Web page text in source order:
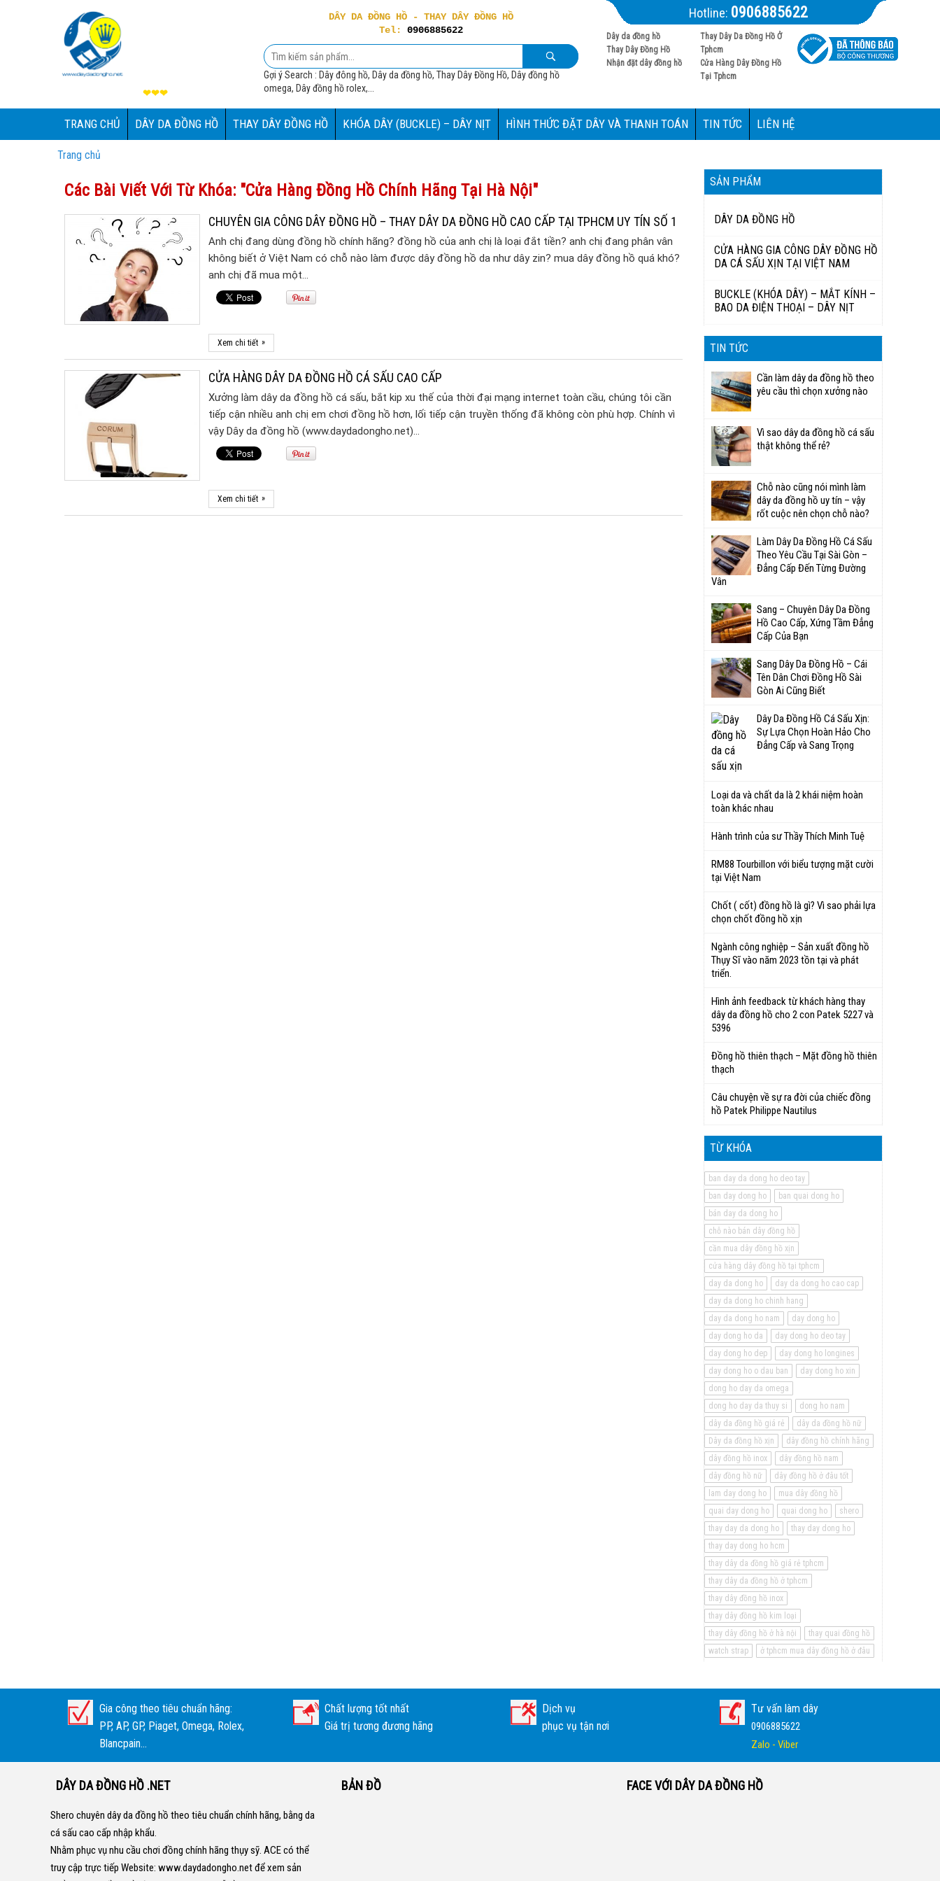
❤❤❤
DÂY DA ĐỒNG HỒ - THAY DÂY ĐỒNG HỒ
Tel: 0906885622
Gợi ý Search : Dây đông hồ, Dây da đồng hồ, Thay Dây Đồng Hồ, Dây đồng hồ
omega, Dây đồng hồ rolex,...
Hotline: 0906885622
Dây da đồng hồ
Thay Dây Đồng Hồ
Nhận đặt dây đồng hồ
Thay Dây Da Đồng Hồ Ở
Tphcm
Cửa Hàng Dây Đồng Hồ
Tại Tphcm
TRANG CHỦ DÂY DA ĐỒNG HỒ THAY DÂY ĐỒNG HỒ KHÓA DÂY (BUCKLE) – DÂY NỊT HÌNH THỨC ĐẶT DÂY VÀ THANH TOÁN TIN TỨC LIÊN HỆ
Trang chủ
Các Bài Viết Với Từ Khóa: "cửa Hàng Đồng Hồ Chính Hãng Tại Hà Nội"
CHUYÊN GIA CÔNG DÂY ĐỒNG HỒ – THAY DÂY DA ĐỒNG HỒ CAO CẤP TẠI TPHCM UY TÍN SỐ 1
Anh chị đang dùng đồng hồ chính hãng? đồng hồ của anh chị là loại đắt tiền? anh chị đang phân vân
không biết ở Việt Nam có chỗ nào làm được dây đồng hồ da như dây zin? mua dây đồng hồ quá khó?
anh chị đã mua một…
Xem chi tiết »
CỬA HÀNG DÂY DA ĐỒNG HỒ CÁ SẤU CAO CẤP
Xưởng làm dây da đồng hồ cá sấu, bắt kip xu thế của thời đại mạng internet toàn cầu, chúng tôi cần
tiếp cận nhiều anh chị em chơi đồng hồ hơn, lối tiếp cận truyền thống đã không còn phù hợp. Chính vì
vậy Dây da đồng hồ (www.daydadongho.net)…
Xem chi tiết »
SẢN PHẨM
DÂY DA ĐỒNG HỒ
CỬA HÀNG GIA CÔNG DÂY ĐỒNG HỒ
DA CÁ SẤU XỊN TẠI VIỆT NAM
BUCKLE (KHÓA DÂY) – MẮT KÍNH –
BAO DA ĐIỆN THOẠI – DÂY NỊT
TIN TỨC
Cần làm dây da đồng hồ theo
yêu cầu thì chọn xưởng nào
Vì sao dây da đồng hồ cá sấu
thật không thể rẻ?
Chỗ nào cũng nói mình làm
dây da đồng hồ uy tín – vậy
rốt cuộc nên chọn chỗ nào?
Làm Dây Da Đồng Hồ Cá Sấu
Theo Yêu Cầu Tại Sài Gòn –
Đẳng Cấp Đến Từng Đường
Vân
Sang – Chuyên Dây Da Đồng
Hồ Cao Cấp, Xứng Tầm Đẳng
Cấp Của Bạn
Sang Dây Da Đồng Hồ – Cái
Tên Dân Chơi Đồng Hồ Sài
Gòn Ai Cũng Biết
Dây Da Đồng Hồ Cá Sấu Xịn:
Sự Lựa Chọn Hoàn Hảo Cho
Đẳng Cấp và Sang Trọng
Loại da và chất da là 2 khái niệm hoàn
toàn khác nhau
Hành trình của sư Thầy Thích Minh Tuệ
RM88 Tourbillon với biểu tượng mặt cười
tại Việt Nam
Chốt ( cốt) đồng hồ là gì? Vì sao phải lựa
chọn chốt đồng hồ xịn
Ngành công nghiệp – Sản xuất đồng hồ
Thụy Sĩ vào năm 2023 tồn tại và phát
triển.
Hình ảnh feedback từ khách hàng thay
dây da đồng hồ cho 2 con Patek 5227 và
5396
Đồng hồ thiên thạch – Mặt đồng hồ thiên
thạch
Câu chuyện về sự ra đời của chiếc đồng
hồ Patek Philippe Nautilus
TỪ KHÓA
ban day da dong ho deo tay
ban day dong ho
ban quai dong ho
bán day da dong ho
chỗ nào bán dây đồng hồ
cần mua dây đồng hồ xịn
cửa hàng dây đồng hồ tại tphcm
day da dong ho
day da dong ho cao cap
day da dong ho chinh hang
day da dong ho nam
day dong ho
day dong ho da
day dong ho deo tay
day dong ho dep
day dong ho longines
day dong ho o dau ban
day dong ho xin
dong ho day da omega
dong ho day da thuy si
dong ho nam
dây da đồng hồ giá rẻ
dây da đồng hồ nữ
Dây da đồng hồ xịn
dây đồng hồ chính hãng
dây đồng hồ inox
dây đồng hồ nam
dây đồng hồ nữ
dây đồng hồ ở đâu tốt
lam day dong ho
mua dây đồng hồ
quai day dong ho
quai dong ho
shero
thay day da dong ho
thay day dong ho
thay day dong ho hcm
thay dây da đồng hồ giá rẻ tphcm
thay dây da đồng hồ ở tphcm
thay dây đồng hồ inox
thay dây đồng hồ kim loại
thay dây đồng hồ ở hà nội
thay quai đồng hồ
watch strap
ở tphcm mua dây đồng hồ ở đâu
Gia công theo tiêu chuẩn hãng:
PP, AP, GP, Piaget, Omega, Rolex,
Blancpain...
Chất lượng tốt nhất
Giá trị tương đương hãng
Dịch vụ
phục vụ tận nơi
Tư vấn làm dây
0906885622
Zalo - Viber
DÂY DA ĐỒNG HỒ .NET
Shero chuyên dây da đồng hồ theo tiêu chuẩn chính hãng, bằng da
cá sấu cao cấp nhập khẩu.
Nhằm phục vụ nhu cầu chơi đồng chính hãng thụy sỹ. ACE có thể
truy cập trực tiếp Website: www.daydadongho.netđể xem sản
BẢN ĐỒ FACE VỚI DÂY DA ĐỒNG HỒ